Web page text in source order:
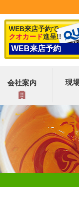
WEB来店予約で
クオカード進呈!!
WEB来店予約
会社案内 現